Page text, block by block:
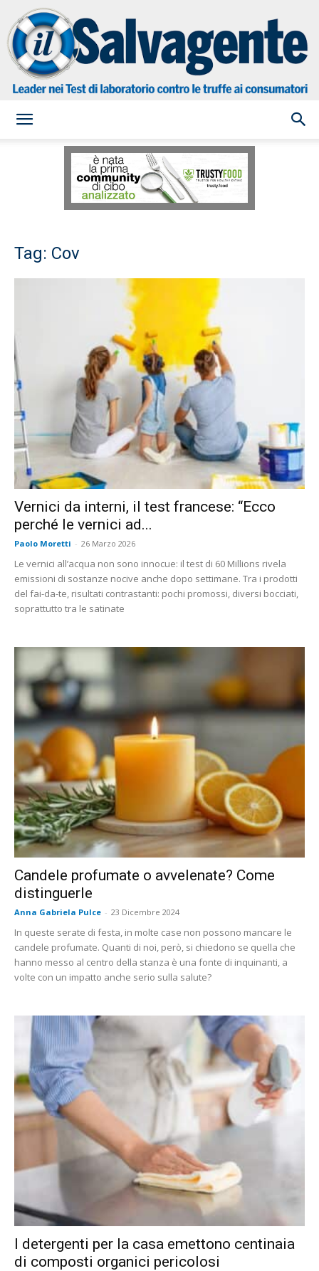
Salvagente
Tag: Cov
Vernici da interni, il test francese: “Ecco
perché le vernici ad...
Paolo Moretti - 26 Marzo 2026
Le vernici all’acqua non sono innocue: il test di 60 Millions rivela
emissioni di sostanze nocive anche dopo settimane. Tra i prodotti
del fai-da-te, risultati contrastanti: pochi promossi, diversi bocciati,
soprattutto tra le satinate
Candele profumate o avvelenate? Come
distinguerle
Anna Gabriela Pulce - 23 Dicembre 2024
In queste serate di festa, in molte case non possono mancare le
candele profumate. Quanti di noi, però, si chiedono se quella che
hanno messo al centro della stanza è una fonte di inquinanti, a
volte con un impatto anche serio sulla salute?
I detergenti per la casa emettono centinaia
di composti organici pericolosi